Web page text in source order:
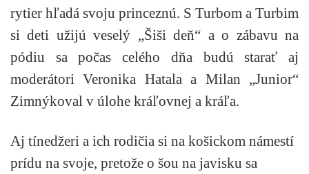
rytier hľadá svoju princeznú. S Turbom a Turbim
si deti užijú veselý „Šiši deň“ a o zábavu na
pódiu sa počas celého dňa budú starať aj
moderátori Veronika Hatala a Milan „Junior“
Zimnýkoval v úlohe kráľovnej a kráľa.
Aj tínedžeri a ich rodičia si na košickom námestí
prídu na svoje, pretože o šou na javisku sa